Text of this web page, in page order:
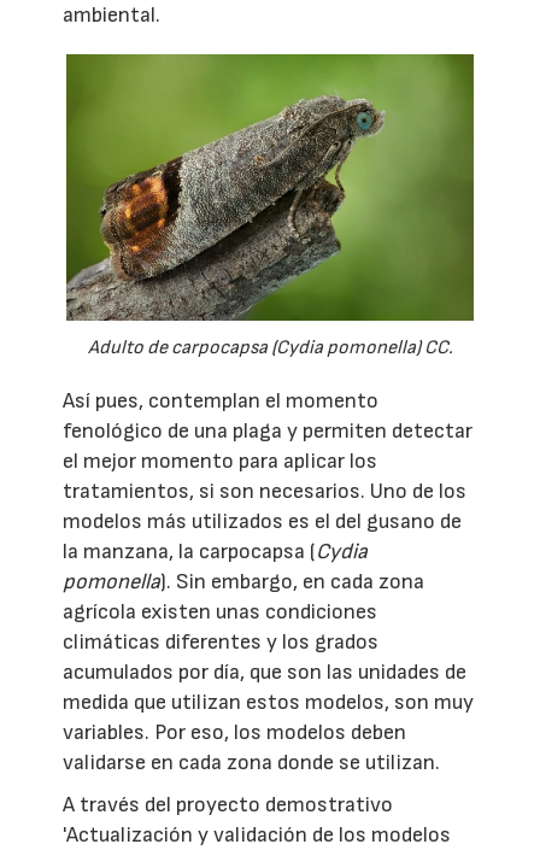
ambiental.
Adulto de carpocapsa (Cydia pomonella) CC.
Así pues, contemplan el momento
fenológico de una plaga y permiten detectar
el mejor momento para aplicar los
tratamientos, si son necesarios. Uno de los
modelos más utilizados es el del gusano de
la manzana, la carpocapsa (Cydia
pomonella). Sin embargo, en cada zona
agrícola existen unas condiciones
climáticas diferentes y los grados
acumulados por día, que son las unidades de
medida que utilizan estos modelos, son muy
variables. Por eso, los modelos deben
validarse en cada zona donde se utilizan.
A través del proyecto demostrativo
'Actualización y validación de los modelos